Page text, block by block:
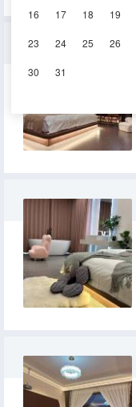
16 17 18 19
23 24 25 26
30 31